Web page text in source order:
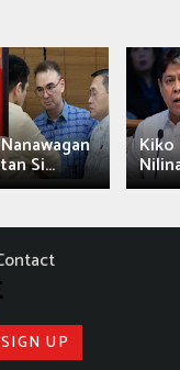
Si...
Kiko